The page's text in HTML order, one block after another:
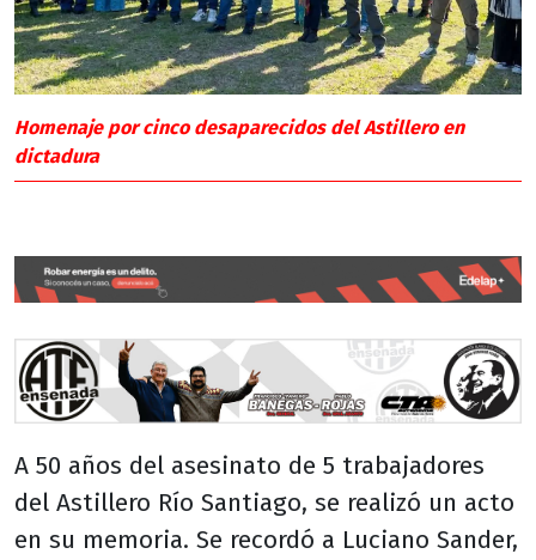
Homenaje por cinco desaparecidos del Astillero en
dictadura
A 50 años del asesinato de 5 trabajadores
del Astillero Río Santiago, se realizó un acto
en su memoria. Se recordó a Luciano Sander,